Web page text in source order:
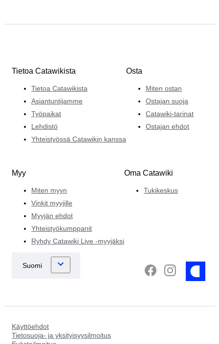
Tietoa Catawikista
Tietoa Catawikista
Asiantuntijamme
Työpaikat
Lehdistö
Yhteistyössä Catawikin kanssa
Osta
Miten ostan
Ostajan suoja
Catawiki-tarinat
Ostajan ehdot
Myy
Miten myyn
Vinkit myyjille
Myyjän ehdot
Yhteistyökumppanit
Ryhdy Catawiki Live -myyjäksi
Oma Catawiki
Tukikeskus
Käyttöehdot
Tietosuoja- ja yksityisyysilmoitus